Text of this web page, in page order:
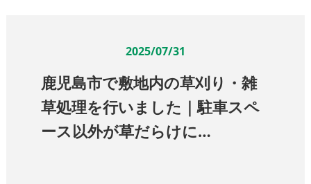
2025/07/31
鹿児島市で敷地内の草刈り・雑
草処理を行いました｜駐車スペ
ース以外が草だらけに…